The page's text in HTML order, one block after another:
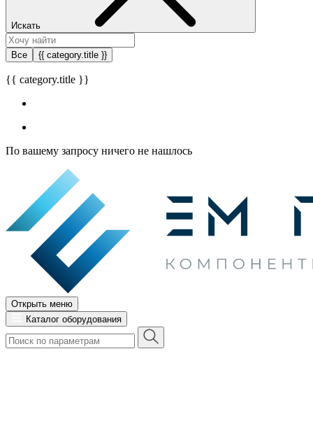
Искать
Все {{ category.title }}
{{ category.title }}
По вашему запросу ничего не нашлось
Открыть меню
Каталог оборудования